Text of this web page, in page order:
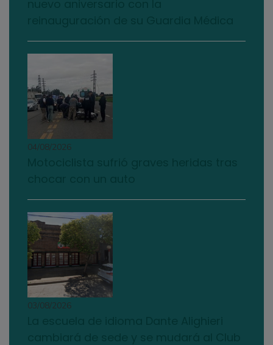
04/08/2026
03/08/2026